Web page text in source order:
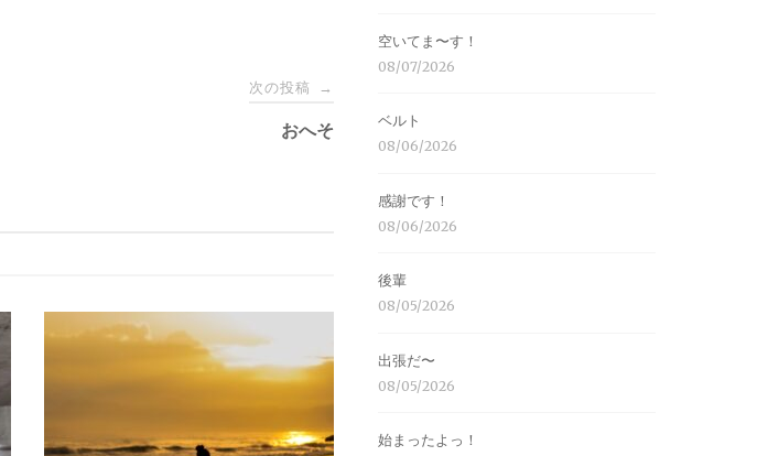
次の投稿 →
おへそ
空いてま〜す！
08/07/2026
ベルト
08/06/2026
感謝です！
08/06/2026
後輩
08/05/2026
出張だ〜
08/05/2026
始まったよっ！